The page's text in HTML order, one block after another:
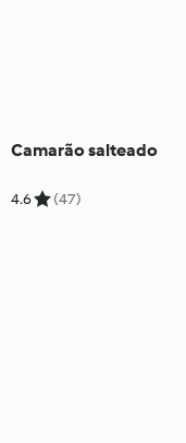
Camarão salteado
4.6 (47)